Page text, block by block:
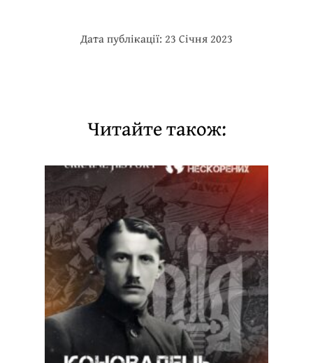
Дата публікації: 23 Січня 2023
Читайте також: